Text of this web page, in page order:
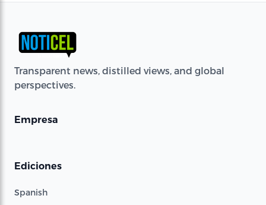
Transparent news, distilled views, and global
perspectives.
Empresa
Ediciones
Spanish